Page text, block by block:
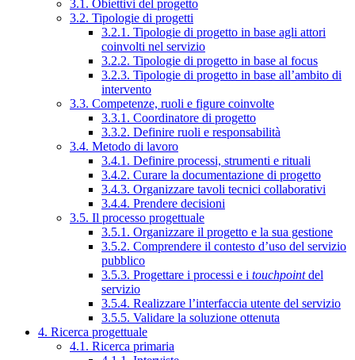
3.1. Obiettivi del progetto
3.2. Tipologie di progetti
3.2.1. Tipologie di progetto in base agli attori
coinvolti nel servizio
3.2.2. Tipologie di progetto in base al focus
3.2.3. Tipologie di progetto in base all’ambito di
intervento
3.3. Competenze, ruoli e figure coinvolte
3.3.1. Coordinatore di progetto
3.3.2. Definire ruoli e responsabilità
3.4. Metodo di lavoro
3.4.1. Definire processi, strumenti e rituali
3.4.2. Curare la documentazione di progetto
3.4.3. Organizzare tavoli tecnici collaborativi
3.4.4. Prendere decisioni
3.5. Il processo progettuale
3.5.1. Organizzare il progetto e la sua gestione
3.5.2. Comprendere il contesto d’uso del servizio
pubblico
3.5.3. Progettare i processi e i touchpointdel
servizio
3.5.4. Realizzare l’interfaccia utente del servizio
3.5.5. Validare la soluzione ottenuta
4. Ricerca progettuale
4.1. Ricerca primaria